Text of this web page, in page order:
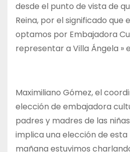
desde el punto de vista de
Reina, por el significado que
optamos por Embajadora
representar a Villa Ángela »
Maximiliano Gómez, el
elección de embajadora
padres y madres de las
implica una elección de esta
mañana estuvimos